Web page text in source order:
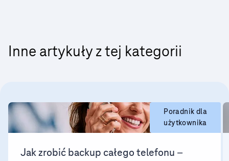
Inne artykuły z tej kategorii
Poradnik dla
użytkownika
Jak zrobić backup całego telefonu –